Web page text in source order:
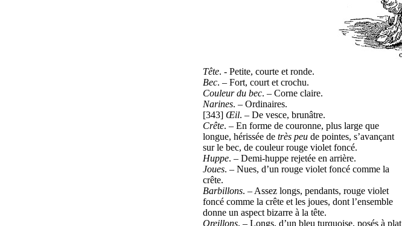
Tête. - Petite, courte et ronde.
Bec. – Fort, court et crochu.
Couleur du bec. – Corne claire.
Narines. – Ordinaires.
[343] Œil. – De vesce, brunâtre.
Crête. – En forme de couronne, plus large que
longue, hérissée de très peu de pointes, s’avançant
sur le bec, de couleur rouge violet foncé.
Huppe. – Demi-huppe rejetée en arrière.
Joues. – Nues, d’un rouge violet foncé comme la
crête.
Barbillons. – Assez longs, pendants, rouge violet
foncé comme la crête et les joues, dont l’ensemble
donne un aspect bizarre à la tête.
Oreillons. – Longs, d’un bleu turquoise, posés à plat